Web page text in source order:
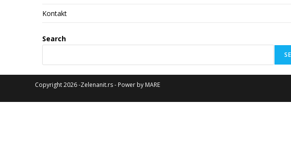
Kontakt
Search
Copyright 2026 -Zelenanit.rs - Power by MARE